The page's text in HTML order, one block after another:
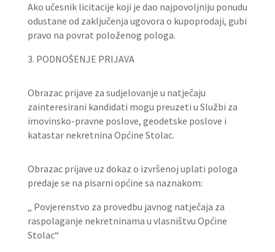
Ako učesnik licitacije koji je dao najpovoljniju ponudu
odustane od zaključenja ugovora o kupoprodaji, gubi
pravo na povrat položenog pologa.
3. PODNOŠENJE PRIJAVA
Obrazac prijave za sudjelovanje u natječaju
zainteresirani kandidati mogu preuzeti u Službi za
imovinsko-pravne poslove, geodetske poslove i
katastar nekretnina Općine Stolac.
Obrazac prijave uz dokaz o izvršenoj uplati pologa
predaje se na pisarni općine sa naznakom:
„ Povjerenstvo za provedbu javnog natječaja za
raspolaganje nekretninama u vlasništvu Općine
Stolac“